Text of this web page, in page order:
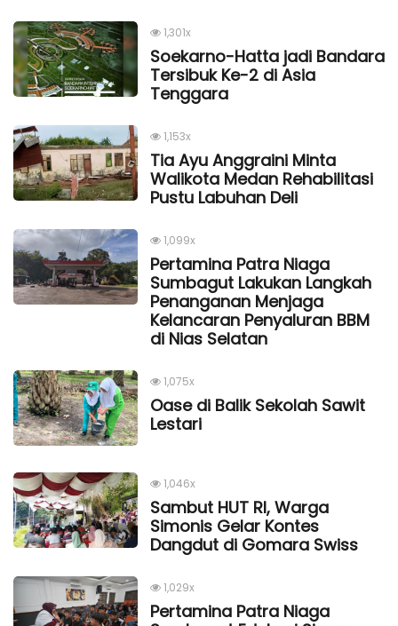
1,301x
Soekarno-Hatta jadi Bandara
Tersibuk Ke-2 di Asia
Tenggara
1,153x
Tia Ayu Anggraini Minta
Walikota Medan Rehabilitasi
Pustu Labuhan Deli
1,099x
Pertamina Patra Niaga
Sumbagut Lakukan Langkah
Penanganan Menjaga
Kelancaran Penyaluran BBM
di Nias Selatan
1,075x
Oase di Balik Sekolah Sawit
Lestari
1,046x
Sambut HUT RI, Warga
Simonis Gelar Kontes
Dangdut di Gomara Swiss
1,029x
Pertamina Patra Niaga